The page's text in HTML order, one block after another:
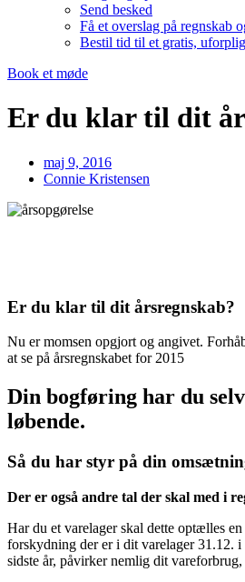
Send besked
Få et overslag på regnskab
Bestil tid til et gratis,
Book et møde
Er du klar til dit
maj 9, 2016
Connie Kristensen
Er du klar til dit årsregnskab?
Nu er momsen opgjort og angivet.
at se på årsregnskabet for 2015
Din bogføring har du
løbende.
Så du har styr på din
Der er også andre tal der skal med i
Har du et varelager skal dette optælles
forskydning der er i dit varelager 31.12.
sidste år, påvirker nemlig dit